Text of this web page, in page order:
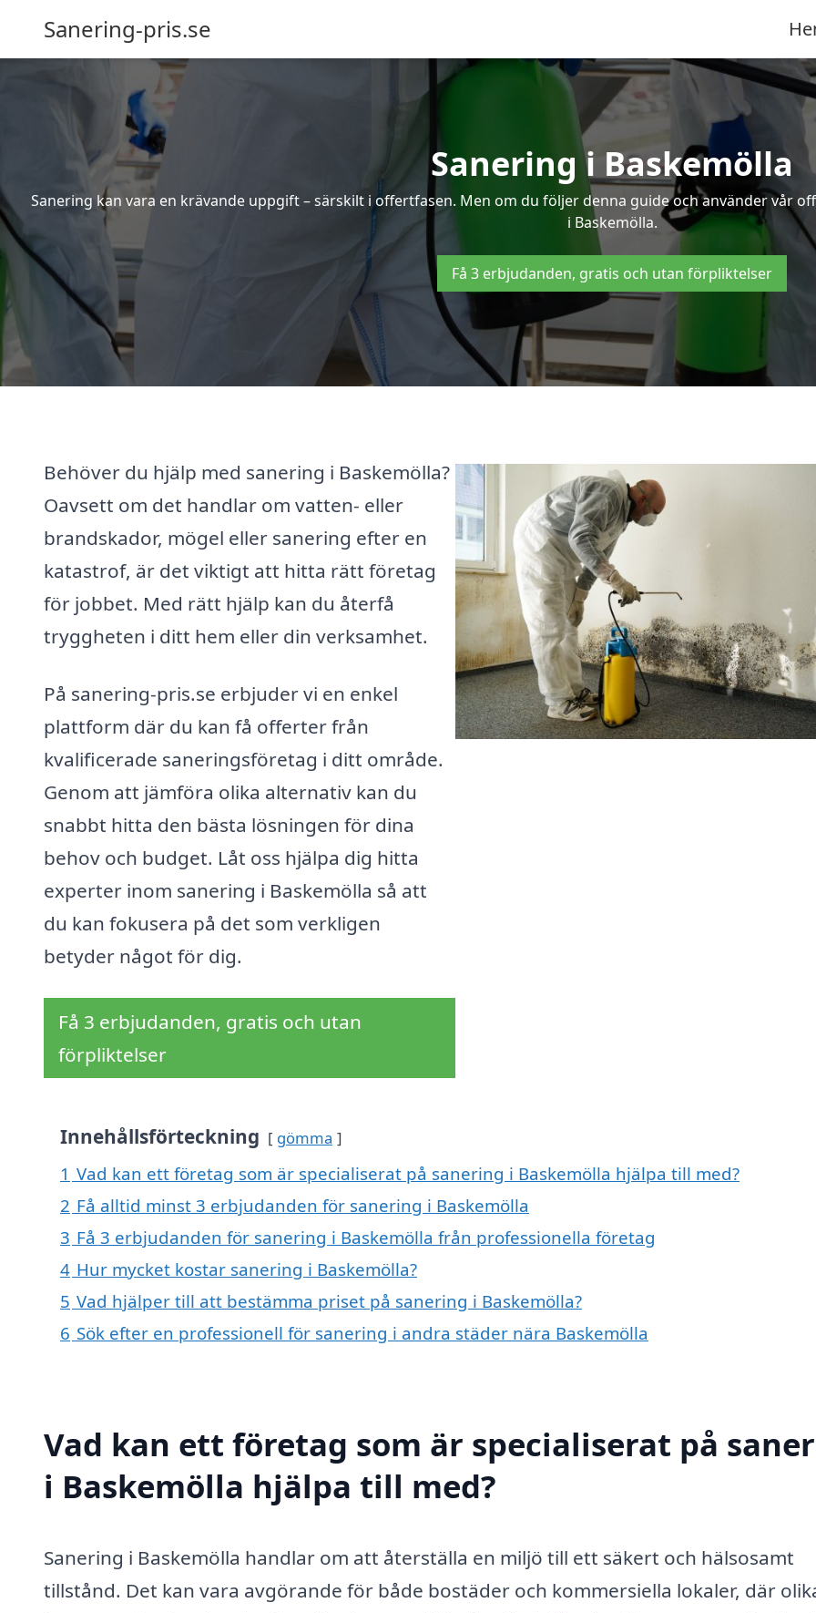
Sanering-pris.se
Sanering i Baskemölla
Sanering kan vara en krävande uppgift – särskilt i offertfasen. Men om du följer denna guide och använder vår
i Baskemölla.
Få 3 erbjudanden, gratis och utan förpliktelser
Behöver du hjälp med sanering i Baskemölla?
Oavsett om det handlar om vatten- eller
brandskador, mögel eller sanering efter en
katastrof, är det viktigt att hitta rätt företag
för jobbet. Med rätt hjälp kan du återfå
tryggheten i ditt hem eller din verksamhet.
På sanering-pris.se erbjuder vi en enkel
plattform där du kan få offerter från
kvalificerade saneringsföretag i ditt område.
Genom att jämföra olika alternativ kan du
snabbt hitta den bästa lösningen för dina
behov och budget. Låt oss hjälpa dig hitta
experter inom sanering i Baskemölla så att
du kan fokusera på det som verkligen
betyder något för dig.
Få 3 erbjudanden, gratis och utan
förpliktelser
Innehållsförteckning gömma
1 Vad kan ett företag som är specialiserat på sanering i Baskemölla hjälpa till med?
2 Få alltid minst 3 erbjudanden för sanering i Baskemölla
3 Få 3 erbjudanden för sanering i Baskemölla från professionella företag
4 Hur mycket kostar sanering i Baskemölla?
5 Vad hjälper till att bestämma priset på sanering i Baskemölla?
6 Sök efter en professionell för sanering i andra städer nära Baskemölla
Vad kan ett företag som är specialiserat på
i Baskemölla hjälpa till med?
Sanering i Baskemölla handlar om att återställa en miljö till ett säkert och hälsosamt
tillstånd. Det kan vara avgörande för både bostäder och kommersiella lokaler, där